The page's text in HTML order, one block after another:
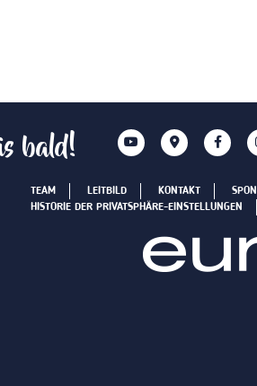
bald!
TEAM LEITBILD KONTAKT
HISTORIE DER PRIVATSPHÄRE-EINSTELLUNGEN